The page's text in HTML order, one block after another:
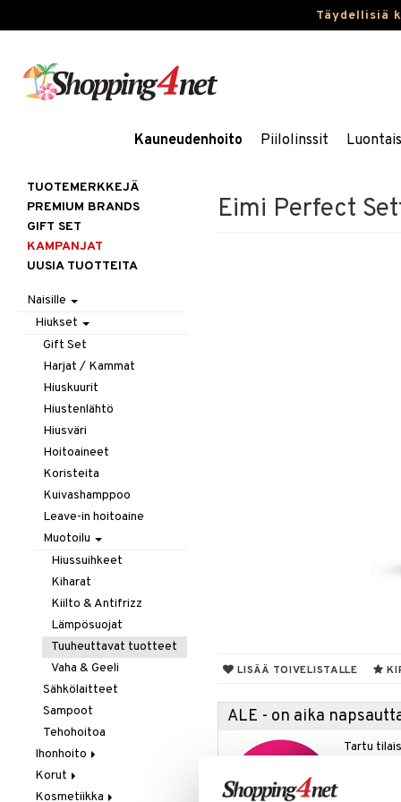
Täydellisiä
Kauneudenhoito Piilolinssit
Eimi Perfect
LISÄÄ TOIVELISTALLE
ALE - on aika
Tartu
TUOTEMERKKEJÄ
PREMIUM BRANDS
GIFT SET
KAMPANJAT
UUSIA TUOTTEITA
Naisille
Hiukset
Gift Set
Harjat / Kammat
Hiuskuurit
Hiustenlähtö
Hiusväri
Hoitoaineet
Koristeita
Kuivashamppoo
Leave-in hoitoaine
Muotoilu
Hiussuihkeet
Kiharat
Kiilto & Antifrizz
Lämpösuojat
Tuuheuttavat tuotteet
Vaha & Geeli
Sähkölaitteet
Sampoot
Tehohoitoa
Ihonhoito
Aurinkotuotteet
Erikoistuotteet
Korut
Kaulakorut
Kosmetiikka